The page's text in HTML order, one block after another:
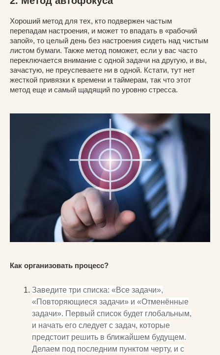
Хороший метод для тех, кто подвержен частым
перепадам настроения, и может то впадать в «рабочий
запой», то целый день без настроения сидеть над чистым
листом бумаги. Также метод поможет, если у вас часто
переключается внимание с одной задачи на другую, и вы,
зачастую, не преуспеваете ни в одной. Кстати, тут нет
жесткой привязки к времени и таймерам, так что этот
метод еще и самый щадящий по уровню стресса.
Как организовать процесс?
Заведите три списка: «Все задачи»,
«Повторяющиеся задачи» и «Отменённые
задачи». Первый список будет глобальным,
и начать его следует с задач, которые
предстоит решить в ближайшем будущем.
Делаем под последним пунктом черту, и с